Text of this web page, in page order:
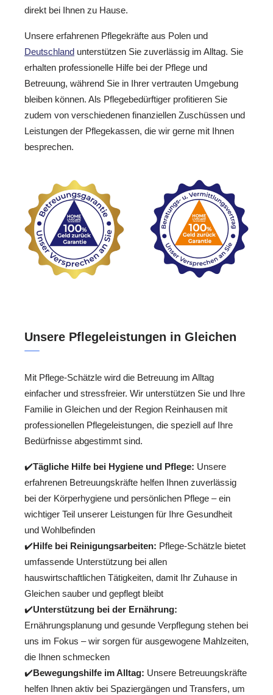
direkt bei Ihnen zu Hause.
Unsere erfahrenen Pflegekräfte aus Polen und
Deutschland unterstützen Sie zuverlässig im Alltag. Sie
erhalten professionelle Hilfe bei der Pflege und
Betreuung, während Sie in Ihrer vertrauten Umgebung
bleiben können. Als Pflegebedürftiger profitieren Sie
zudem von verschiedenen finanziellen Zuschüssen und
Leistungen der Pflegekassen, die wir gerne mit Ihnen
besprechen.
Unsere Pflegeleistungen in Gleichen
Mit Pflege-Schätzle wird die Betreuung im Alltag
einfacher und stressfreier. Wir unterstützen Sie und Ihre
Familie in Gleichen und der Region Reinhausen mit
professionellen Pflegeleistungen, die speziell auf Ihre
Bedürfnisse abgestimmt sind.
✔️Tägliche Hilfe bei Hygiene und Pflege: Unsere
erfahrenen Betreuungskräfte helfen Ihnen zuverlässig
bei der Körperhygiene und persönlichen Pflege – ein
wichtiger Teil unserer Leistungen für Ihre Gesundheit
und Wohlbefinden
✔️Hilfe bei Reinigungsarbeiten: Pflege-Schätzle bietet
umfassende Unterstützung bei allen
hauswirtschaftlichen Tätigkeiten, damit Ihr Zuhause in
Gleichen sauber und gepflegt bleibt
✔️Unterstützung bei der Ernährung:
Ernährungsplanung und gesunde Verpflegung stehen bei
uns im Fokus – wir sorgen für ausgewogene Mahlzeiten,
die Ihnen schmecken
✔️Bewegungshilfe im Alltag: Unsere Betreuungskräfte
helfen Ihnen aktiv bei Spaziergängen und Transfers, um